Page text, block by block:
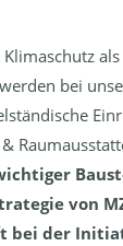
bei
von
bei der